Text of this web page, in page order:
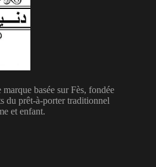
basée sur Fès, fondée
du prêt-à-porter traditionnel
et enfant.